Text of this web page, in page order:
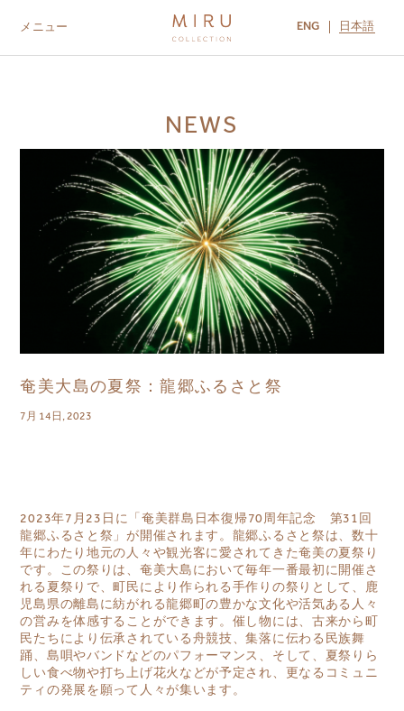
メニュー ENG 日本語
MIRU KYOTO MIRU AMAMI
NEWS
奄美大島の夏祭：龍郷ふるさと祭
7月 14日, 2023
2023年7月23日に「奄美群島日本復帰70周年記念 第31回
龍郷ふるさと祭」が開催されます。 龍郷ふるさと祭は、数十
年にわたり地元の人々や観光客に愛されてきた奄美の夏祭り
です。この祭りは、奄美大島において毎年一番最初に開催さ
れる夏祭りで、町民により作られる手作りの祭りとして、鹿
児島県の離島に紡がれる龍郷町の豊かな文化や活気ある人々
の営みを体感することができます。催し物には、古来から町
民たちにより伝承されている舟競技、集落に伝わる民族舞
踊、島唄やバンドなどのパフォーマンス、そして、夏祭りら
しい食べ物や打ち上げ花火などが予定され、更なるコミュニ
ティの発展を願って人々が集います。